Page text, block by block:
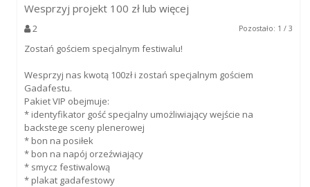
Wesprzyj projekt 100 zł lub więcej
2 Pozostało: 1 / 3
Zostań gościem specjalnym festiwalu!
Wesprzyj nas kwotą 100zł i zostań specjalnym gościem
Gadafestu.
Pakiet VIP obejmuje:
* identyfikator gość specjalny umożliwiający wejście na
backstege sceny plenerowej
* bon na posiłek
* bon na napój orzeźwiający
* smycz festiwalową
* plakat gadafestowy